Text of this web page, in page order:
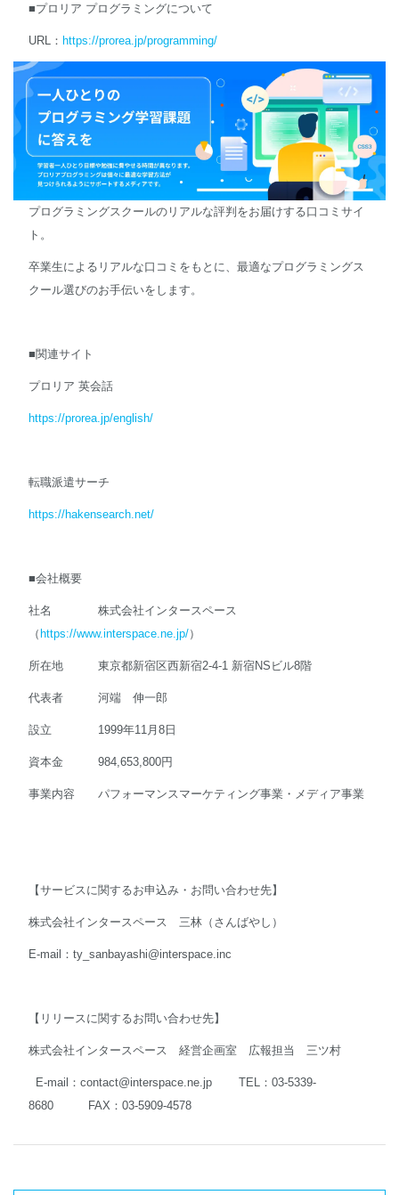
■プロリア プログラミングについて
URL： https://prorea.jp/programming/
プログラミングスクールのリアルな評判をお届けする口コミサイ
ト。
卒業生によるリアルな口コミをもとに、最適なプログラミングス
クール選びのお手伝いをします。
■関連サイト
プロリア 英会話
https://prorea.jp/english/
転職派遣サーチ
https://hakensearch.net/
■会社概要
社名 株式会社インタースペース
（ https://www.interspace.ne.jp/）
所在地 東京都新宿区西新宿2-4-1 新宿NSビル8階
代表者 河端 伸一郎
設立 1999年11月8日
資本金 984,653,800円
事業内容 パフォーマンスマーケティング事業・メディア事業
【サービスに関するお申込み・お問い合わせ先】
株式会社インタースペース 三林（さんばやし）
E-mail： ty_sanbayashi@interspace.inc
【リリースに関するお問い合わせ先】
株式会社インタースペース 経営企画室 広報担当 三ツ村
E-mail： contact@interspace.ne.jpTEL：03-5339-
8680 FAX：03-5909-4578